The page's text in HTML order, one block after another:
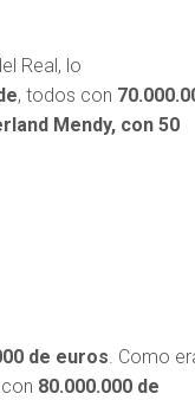
Real, lo
, todos con
Mendy, con 50
de euros. Como
80.000.000 de